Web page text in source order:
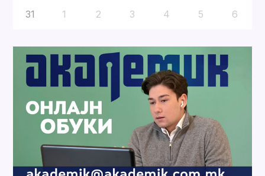
31 1 2 3 4 5 6